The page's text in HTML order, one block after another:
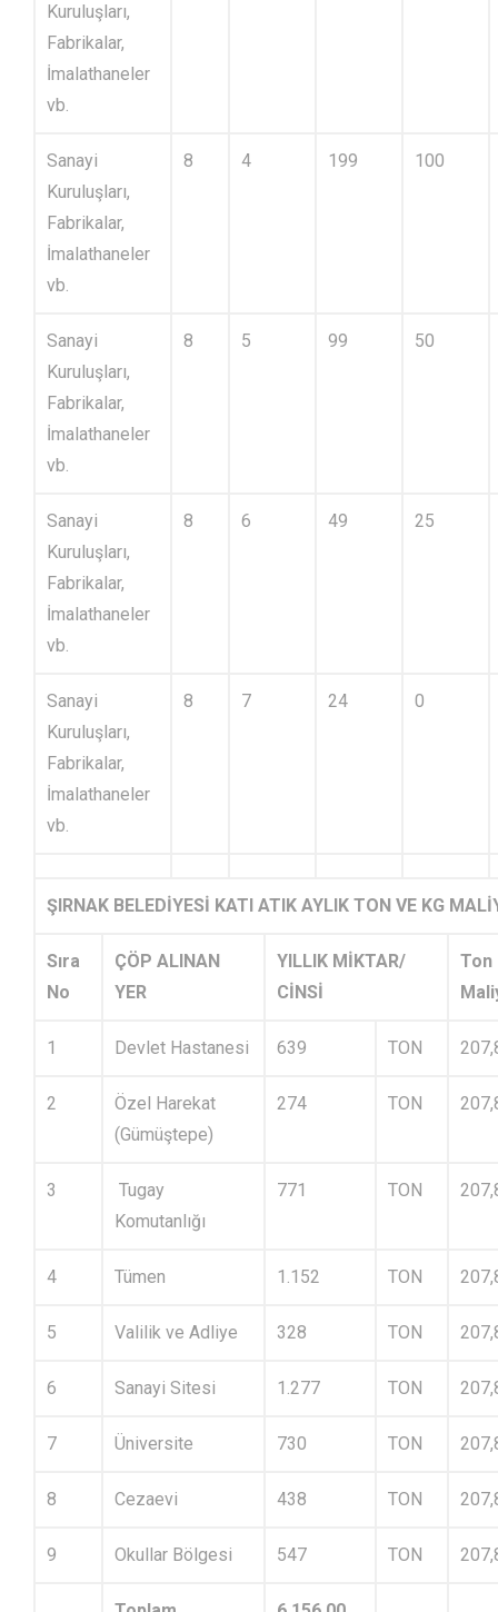
Kuruluşları,
Fabrikalar,
İmalathaneler
vb.
Sanayi
Kuruluşları,
Fabrikalar,
İmalathaneler
vb.
8 4 199 100
Sanayi
Kuruluşları,
Fabrikalar,
İmalathaneler
vb.
8 5 99 50
Sanayi
Kuruluşları,
Fabrikalar,
İmalathaneler
vb.
8 6 49 25
Sanayi
Kuruluşları,
Fabrikalar,
İmalathaneler
vb.
8 7 24 0
ŞIRNAK BELEDİYESİ KATI ATIK AYLIK TON VE KG
Sıra
No
ÇÖP ALINAN
YER
YILLIK MİKTAR/
CİNSİ
Ton
1 Devlet Hastanesi 639 TON
2
Özel Harekat
(Gümüştepe)
274 TON
3
Tugay
Komutanlığı
771 TON
4 Tümen 1.152 TON
5 Valilik ve Adliye 328 TON
6 Sanayi Sitesi 1.277 TON
7 Üniversite 730 TON
8 Cezaevi 438 TON
9 Okullar Bölgesi 547 TON